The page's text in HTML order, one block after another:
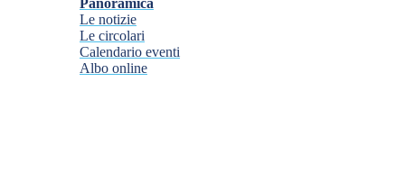
Panoramica
Le notizie
Le circolari
Calendario eventi
Albo online